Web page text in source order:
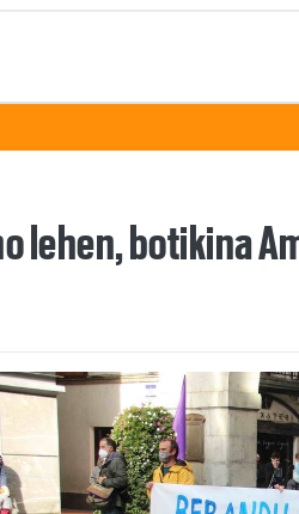
lehen, botikina